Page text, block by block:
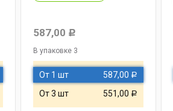
587,00 Р
В упаковке 3
От 1 шт 587,00 Р
От 3 шт 551,00 Р